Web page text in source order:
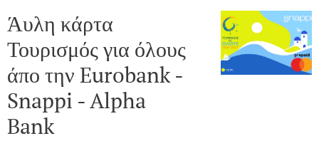
Άυλη κάρτα
Τουρισμός για όλους
άπο την Eurobank -
Snappi - Alpha
Bank